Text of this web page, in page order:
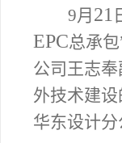
9月 21
EPC总承
公司王志
外技术建
华东设计